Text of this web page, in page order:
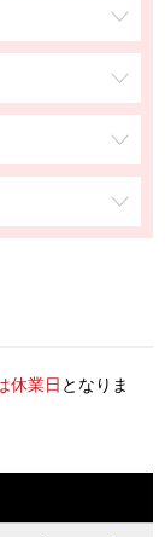
休業日 となりま